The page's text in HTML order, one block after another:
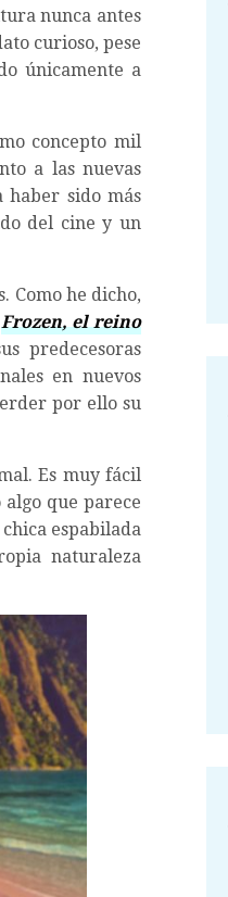
nunca antes
curioso, pese
únicamente a
concepto mil
a las nuevas
haber sido más
del cine y un
Como he dicho,
Frozen, el reino
predecesoras
en nuevos
por ello su
Es muy fácil
que parece
espabilada
naturaleza